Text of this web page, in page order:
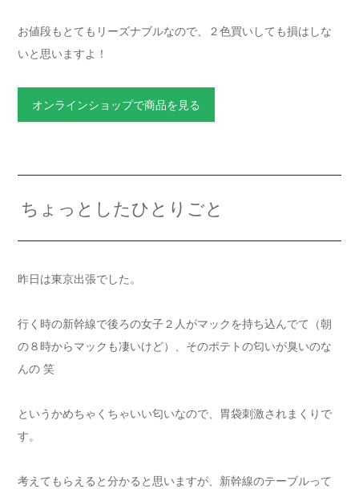
お値段もとてもリーズナブルなので、２色買いしても損はしな
いと思いますよ！
オンラインショップで商品を見る
ちょっとしたひとりごと
昨日は東京出張でした。
行く時の新幹線で後ろの女子２人がマックを持ち込んでて（朝
の８時からマックも凄いけど）、そのポテトの匂いが臭いのな
んの 笑
というかめちゃくちゃいい匂いなので、胃袋刺激されまくりで
す。
考えてもらえると分かると思いますが、新幹線のテーブルって